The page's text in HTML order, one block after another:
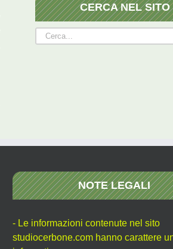
CERCA NEL SITO
Cerca
per:
NOTE LEGALI
- Le informazioni contenute nel sito
studiocerbone.com hanno carattere